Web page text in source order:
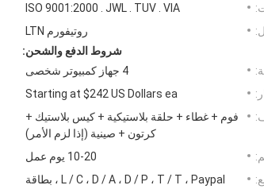
ISO 9001:2000 . JWL . TUV . VIA
روتيفورم LTN
شروط الدفع والشحن:
4 جهاز كمبيوتر شخصى
Starting at $242 US Dollars ea
فوم + غطاء + حلقة بلاستيكية + كيس بلاستيك +
كرتون + صينية (إذا لزم الأمر)
10-20 يوم عمل
L / C ، D / A ، D / P ، T / T ، Paypal ، بطاقة